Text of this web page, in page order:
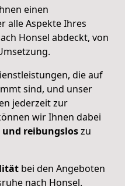
einen
alle Aspekte Ihres
Honsel abdeckt, von
die auf
sind, und unser
jederzeit zur
wir Ihnen dabei
reibungsloszu
bei den Angeboten
nach Honsel.